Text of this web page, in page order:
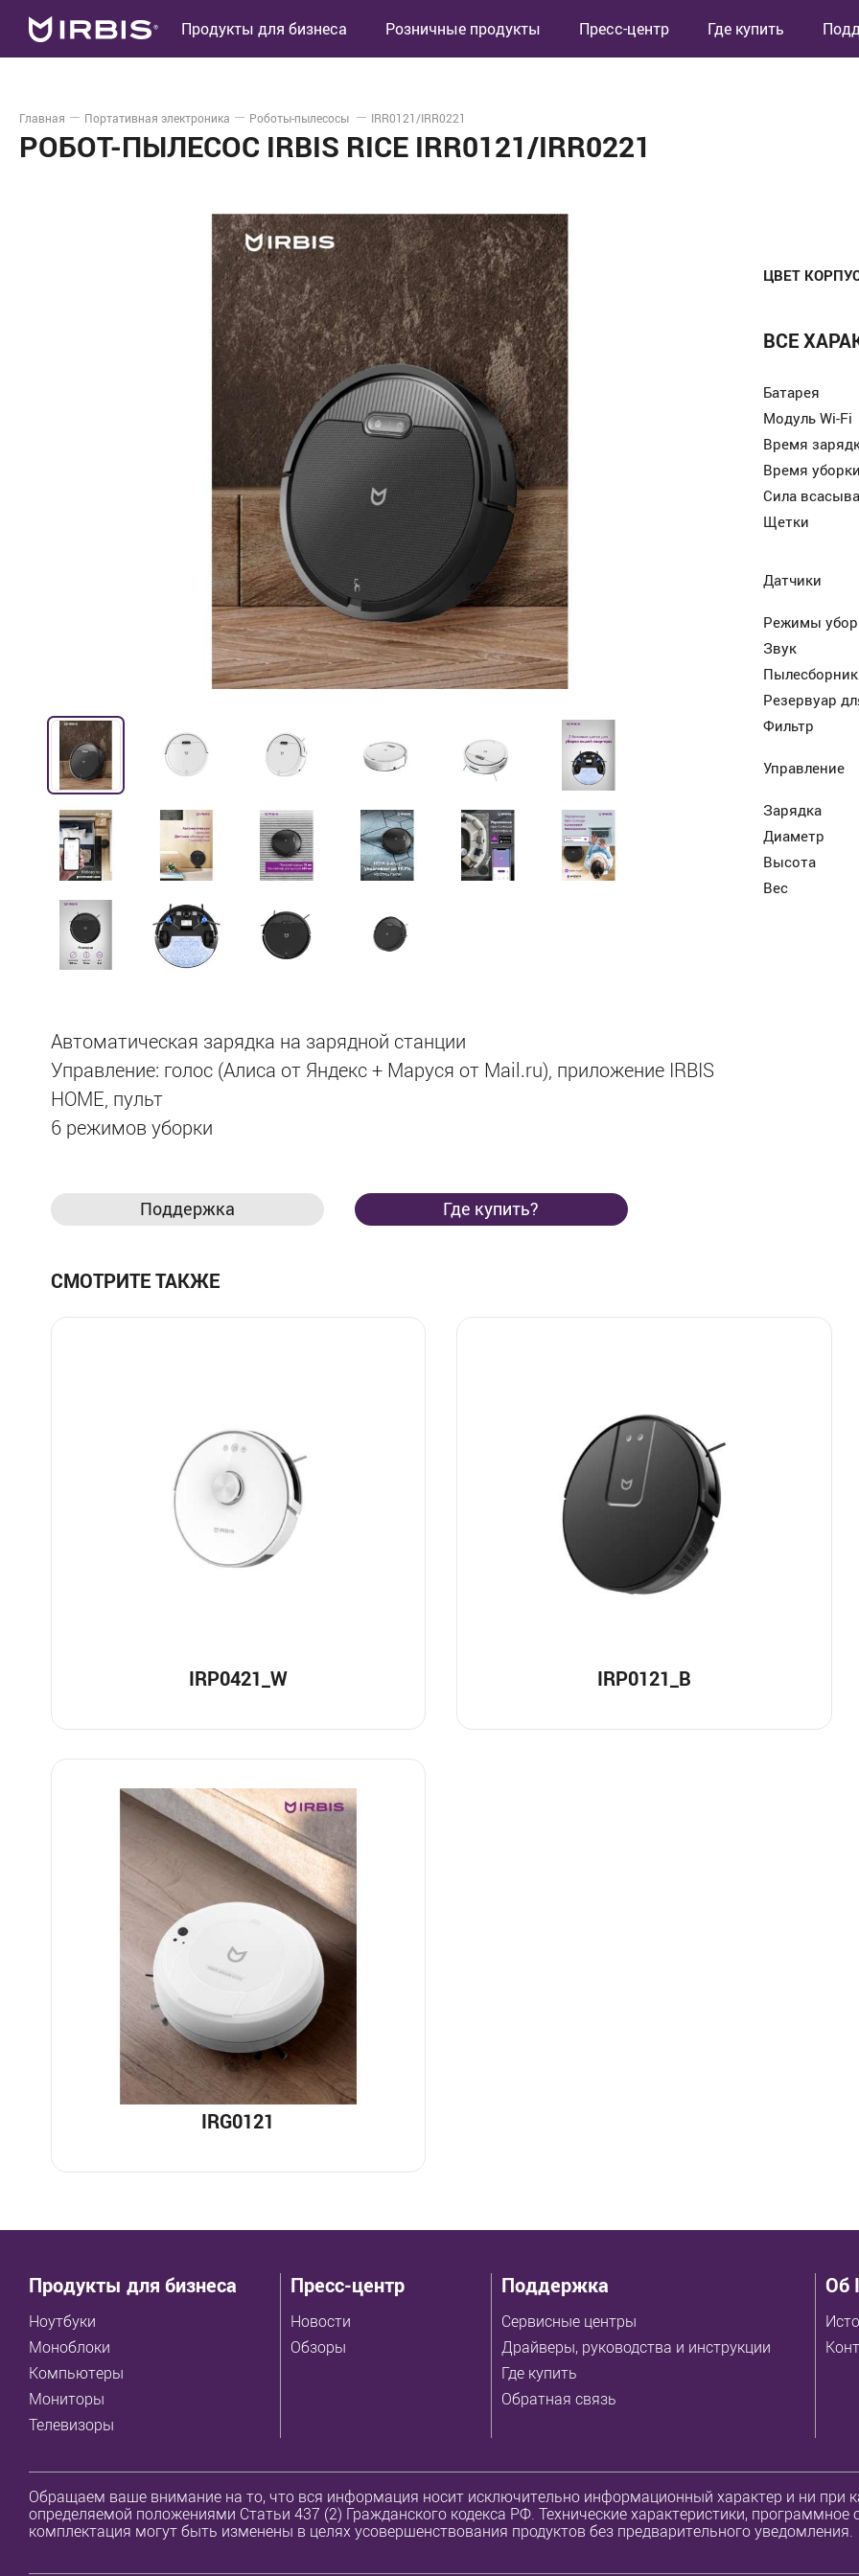
Продукты для бизнеса Розничные продукты Пресс-центр Где купить
Главная Портативная электроника Роботы-пылесосы IRR0121/IRR0221
РОБОТ-ПЫЛЕСОС IRBIS RICE IRR0121/IRR0221
Автоматическая зарядка на зарядной станции
Управление: голос (Алиса от Яндекс + Маруся от Mail.ru), приложение IRBIS
HOME, пульт
6 режимов уборки
Поддержка Где купить?
ЦВЕТ
ВСЕ
Батарея
Модуль Wi-Fi
Время
Время уборки
Сила
Щетки
Датчики
Режимы
Звук
Пылесборник
Резервуар
Фильтр
Управление
Зарядка
Диаметр
Высота
Вес
СМОТРИТЕ ТАКЖЕ
IRP0421_W IRP0121_B
IRG0121
Продукты для бизнеса
Ноутбуки
Моноблоки
Компьютеры
Мониторы
Телевизоры
Пресс-центр
Новости
Обзоры
Поддержка
Сервисные центры
Драйверы, руководства и инструкции
Где купить
Обратная связь
Об
Обращаем ваше внимание на то, что вся информация носит исключительно информационный характер и ни при
определяемой положениями Статьи 437 (2) Гражданского кодекса РФ. Технические характеристики, программное
комплектация могут быть изменены в целях усовершенствования продуктов без предварительного уведомления.